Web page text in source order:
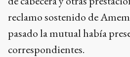
reclamo sostenido de
pasado la mutual había
correspondientes.